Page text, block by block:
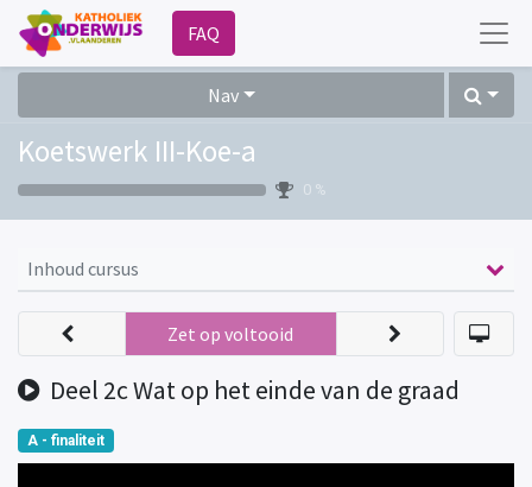
FAQ
Nav
Koetswerk III-Koe-a
0 %
Inhoud cursus
Deel 2c Wat op het einde van de graad
Zet op voltooid
A - finaliteit